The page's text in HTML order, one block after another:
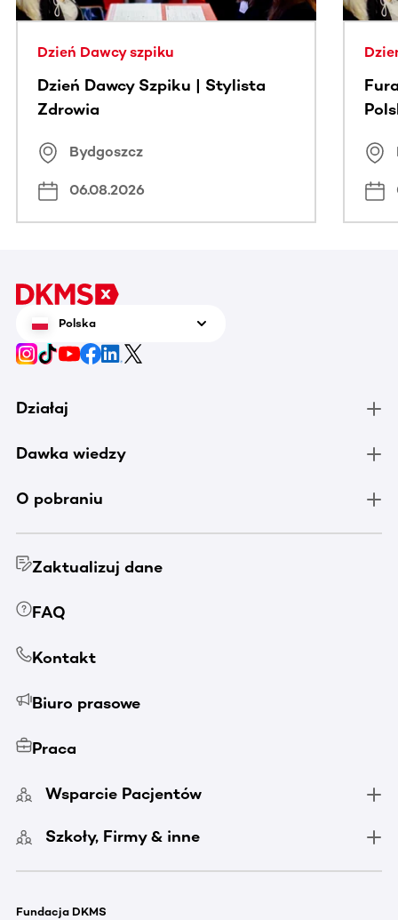
Dzień Dawcy szpiku
Dzień Dawcy Szpiku | Stylista
Zdrowia
Bydgoszcz
06.08.2026
Polska
Działaj
Dawka wiedzy
O pobraniu
Zaktualizuj dane
FAQ
Kontakt
Biuro prasowe
Praca
Wsparcie Pacjentów
Szkoły, Firmy & inne
Fundacja DKMS